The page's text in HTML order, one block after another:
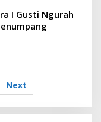
I Gusti Ngurah
Next